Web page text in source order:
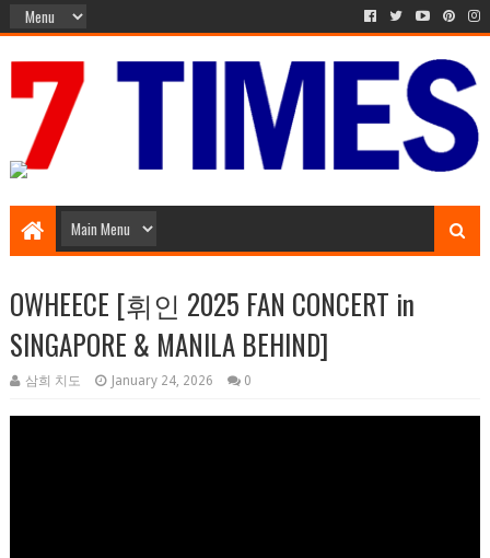
OWHEECE [휘인 2025 FAN CONCERT in
SINGAPORE & MANILA BEHIND]
삼희 치도 January 24, 2026 0